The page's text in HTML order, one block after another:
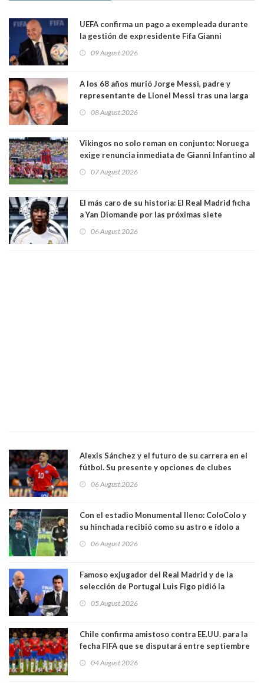
UEFA confirma un pago a exempleada durante
la gestión de expresidente Fifa Gianni
relación sentimental
09 August 2026
A los 68 años murió Jorge Messi, padre y
representante de Lionel Messi tras una larga
08 August 2026
Vikingos no solo reman en conjunto: Noruega
exige renuncia inmediata de Gianni Infantino al
07 August 2026
El más caro de su historia: El Real Madrid ficha
a Yan Diomande por las próximas siete
06 August 2026
Alexis Sánchez y el futuro de su carrera en el
fútbol. Su presente y opciones de clubes
06 August 2026
Con el estadio Monumental lleno: ColoColo y
su hinchada recibió como su astro e ídolo a
06 August 2026
Famoso exjugador del Real Madrid y de la
selección de Portugal Luis Figo pidió la
comportamiento más bajo y cobarde que he
05 August 2026
Chile confirma amistoso contra EE.UU. para la
fecha FIFA que se disputará entre septiembre
04 August 2026